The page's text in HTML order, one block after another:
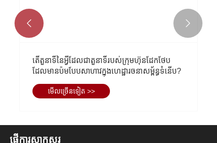
តើតួនាទីនៃអ្វីដែលជាតួនាទីរបស់ក្រុមហ៊ុនដែកថែប
ដែលមានប៉មបែបសាហាវក្នុងហេដ្ឋារចនាសម្ព័ន្ធទំនើប?
មើល​ច្រើន​ទៀត >>
 
ផ្ញើការសាកសួរ